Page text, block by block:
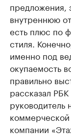
предложения,
внутреннюю
есть плюс по
стиля.
именно под
окупаемость
правильно
рассказал
компании